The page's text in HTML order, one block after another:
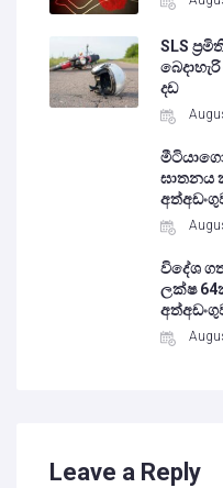
SLS
දඩ
ඝාතනය
විදේශ
ලක්ෂ
Leave a Reply